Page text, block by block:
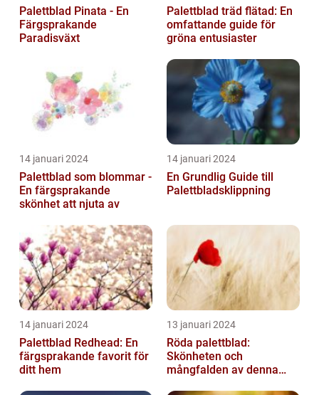
Palettblad Pinata - En
Färgsprakande
Paradisväxt
Palettblad träd flätad: En
omfattande guide för
gröna entusiaster
14 januari 2024
Palettblad som blommar -
En färgsprakande
skönhet att njuta av
14 januari 2024
En Grundlig Guide till
Palettbladsklippning
14 januari 2024
Palettblad Redhead: En
färgsprakande favorit för
ditt hem
13 januari 2024
Röda palettblad:
Skönheten och
mångfalden av denna